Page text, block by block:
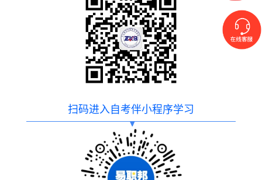
扫码进入自考伴小程序学习